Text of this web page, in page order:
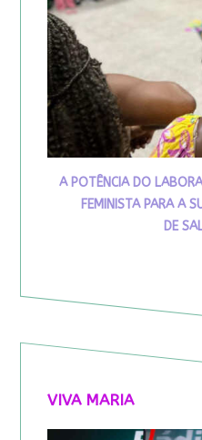
A POTÊNCIA DO
FEMINISTA PARA A
DE
VIVA MARIA